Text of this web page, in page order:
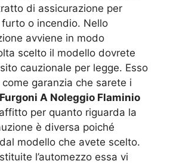
di assicurazione per
o incendio. Nello
avviene in modo
scelto il modello dovrete
cauzionale per legge. Esso
come garanzia che sarete i
Furgoni A Noleggio Flaminio
per quanto riguarda la
è diversa poiché
modello che avete scelto.
l’automezzo essa vi